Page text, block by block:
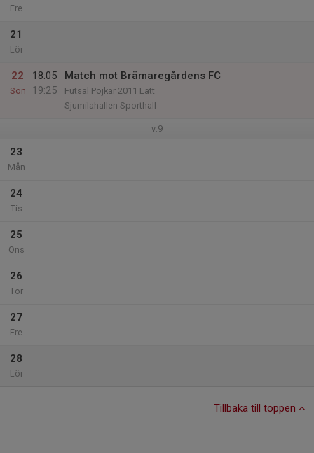
Fre
21
Lör
22
Sön
18:05
19:25
Match mot Brämaregårdens FC
Futsal Pojkar 2011 Lätt
Sjumilahallen Sporthall
v.9
23
Mån
24
Tis
25
Ons
26
Tor
27
Fre
28
Lör
Tillbaka till toppen